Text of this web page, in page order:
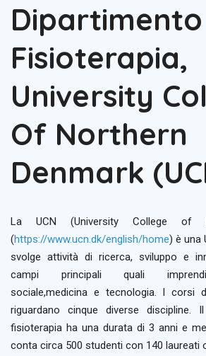
Dipartimento
Fisioterapia,
University
Of Northern
Denmark
La UCN (University College of
(https://www.ucn.dk/english/home) è una
svolge attività di ricerca, sviluppo e
campi principali quali
sociale,medicina e tecnologia. I corsi
riguardano cinque diverse
fisioterapia ha una durata di 3 anni e
conta circa 500 studenti con 140 laureati